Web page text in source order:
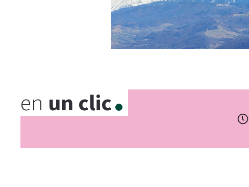
en un clic